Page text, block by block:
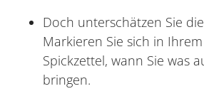
Doch unterschätzen Sie
Markieren Sie sich in
Spickzettel, wann Sie was
bringen.